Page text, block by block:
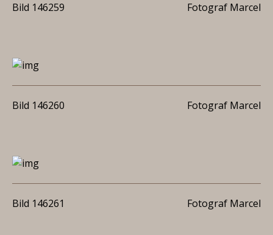
Bild 146259 Fotograf Marcel
Bild 146260 Fotograf Marcel
Bild 146261 Fotograf Marcel